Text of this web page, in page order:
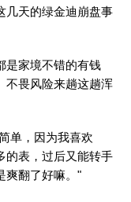
几天的绿金迪崩盘事
是家境不错的有钱
不畏风险来趟这趟浑
单，因为我喜欢
的表，过后又能转手
爽翻了好嘛。"